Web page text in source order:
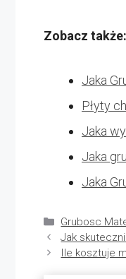
Zobacz także:
Jaka
Płyty
Jaka
Jaka
Jaka
Kategorie
Grubosc
Jak
Ile kosztuje